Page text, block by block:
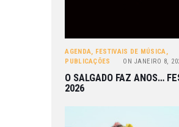
AGENDA, FESTIVAIS DE MÚSICA,
PUBLICAÇÕES
ON JANEIRO 8,
O SALGADO FAZ ANOS…
2026